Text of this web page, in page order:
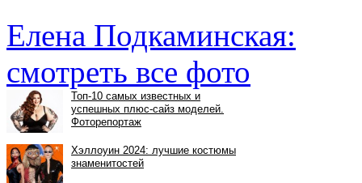
Елена Подкаминская:
смотреть все фото